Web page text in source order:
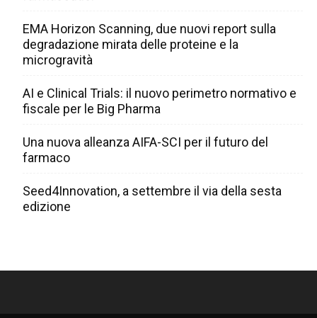
EMA Horizon Scanning, due nuovi report sulla
degradazione mirata delle proteine e la
microgravità
AI e Clinical Trials: il nuovo perimetro normativo e
fiscale per le Big Pharma
Una nuova alleanza AIFA-SCI per il futuro del
farmaco
Seed4Innovation, a settembre il via della sesta
edizione